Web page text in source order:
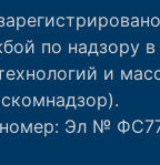
по надзору в
и
Эл №